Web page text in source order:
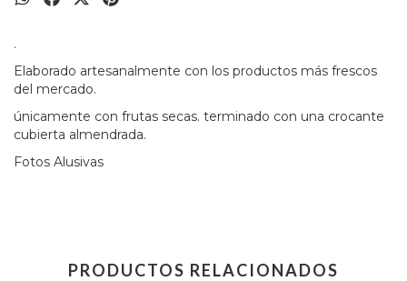
.
Elaborado artesanalmente con los productos más frescos
del mercado.
únicamente con frutas secas. terminado con una crocante
cubierta almendrada.
Fotos Alusivas
PRODUCTOS RELACIONADOS